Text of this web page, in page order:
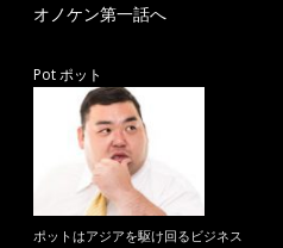
オノケン第一話へ
Pot ポット
ポットはアジアを駆け回るビジネス